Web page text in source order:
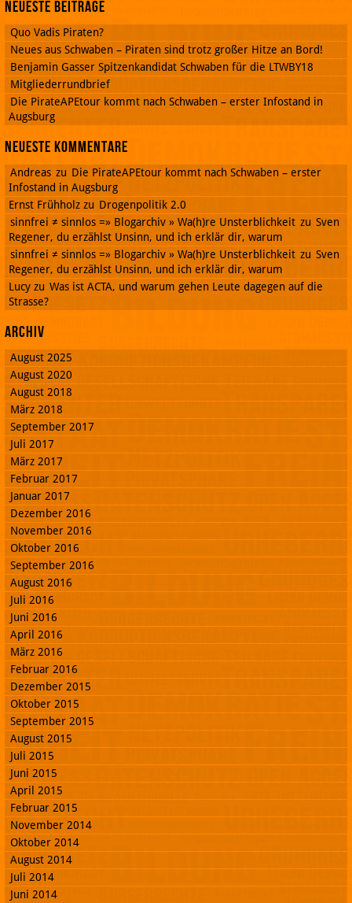
Neueste Beiträge
Quo Vadis Piraten?
Neues aus Schwaben – Piraten sind trotz großer Hitze an Bord!
Benjamin Gasser Spitzenkandidat Schwaben für die LTWBY18
Mitgliederrundbrief
Die PirateAPEtour kommt nach Schwaben – erster Infostand in
Augsburg
Neueste Kommentare
Andreas zu Die PirateAPEtour kommt nach Schwaben – erster
Infostand in Augsburg
Ernst Frühholz zu Drogenpolitik 2.0
sinnfrei ≠ sinnlos =» Blogarchiv » Wa(h)re Unsterblichkeit zu Sven
Regener, du erzählst Unsinn, und ich erklär dir, warum
sinnfrei ≠ sinnlos =» Blogarchiv » Wa(h)re Unsterblichkeit zu Sven
Regener, du erzählst Unsinn, und ich erklär dir, warum
Lucy zu Was ist ACTA, und warum gehen Leute dagegen auf die
Strasse?
Archiv
August 2025
August 2020
August 2018
März 2018
September 2017
Juli 2017
März 2017
Februar 2017
Januar 2017
Dezember 2016
November 2016
Oktober 2016
September 2016
August 2016
Juli 2016
Juni 2016
April 2016
März 2016
Februar 2016
Dezember 2015
Oktober 2015
September 2015
August 2015
Juli 2015
Juni 2015
April 2015
Februar 2015
November 2014
Oktober 2014
August 2014
Juli 2014
Juni 2014